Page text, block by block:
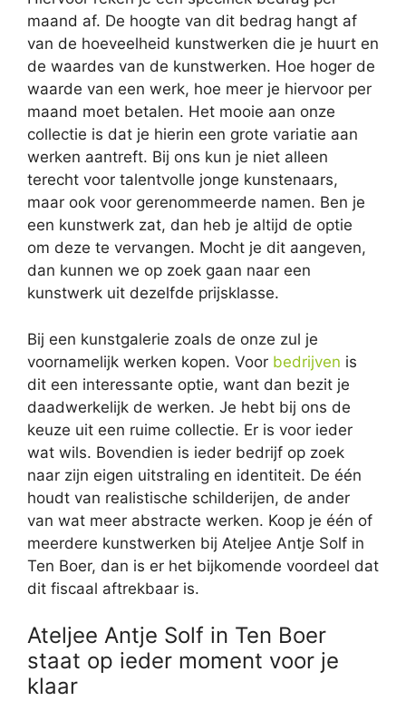
maand af. De hoogte van dit bedrag hangt af
van de hoeveelheid kunstwerken die je huurt en
de waardes van de kunstwerken. Hoe hoger de
waarde van een werk, hoe meer je hiervoor per
maand moet betalen. Het mooie aan onze
collectie is dat je hierin een grote variatie aan
werken aantreft. Bij ons kun je niet alleen
terecht voor talentvolle jonge kunstenaars,
maar ook voor gerenommeerde namen. Ben je
een kunstwerk zat, dan heb je altijd de optie
om deze te vervangen. Mocht je dit aangeven,
dan kunnen we op zoek gaan naar een
kunstwerk uit dezelfde prijsklasse.
Bij een kunstgalerie zoals de onze zul je
voornamelijk werken kopen. Voor bedrijven is
dit een interessante optie, want dan bezit je
daadwerkelijk de werken. Je hebt bij ons de
keuze uit een ruime collectie. Er is voor ieder
wat wils. Bovendien is ieder bedrijf op zoek
naar zijn eigen uitstraling en identiteit. De één
houdt van realistische schilderijen, de ander
van wat meer abstracte werken. Koop je één of
meerdere kunstwerken bij Ateljee Antje Solf in
Ten Boer, dan is er het bijkomende voordeel dat
dit fiscaal aftrekbaar is.
Ateljee Antje Solf in Ten Boer
staat op ieder moment voor je
klaar